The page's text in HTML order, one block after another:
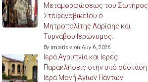
Μεταμορφώσεως του Σωτήρος
Στεφανοβικείου ο
Μητροπολίτης Λαρίσης και
Τυρνάβου Ιερώνυμος.
By imlarisis on Αυγ 6, 2026
Ιερά Αγρυπνία και Ιερές
Παρακλήσεις στην υπό σύσταση
Ιερά Μονή Αγίων Πάντων